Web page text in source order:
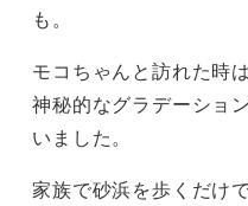
も。
モコちゃんと訪れた時
神秘的なグラデーショ
いました。
家族で砂浜を歩くだけ